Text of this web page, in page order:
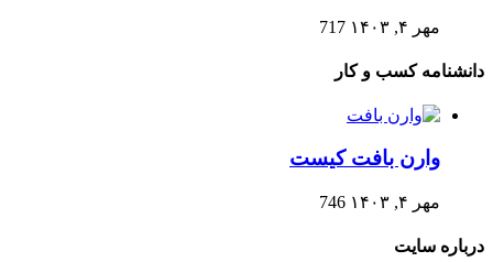
مهر ۴, ۱۴۰۳ 717
دانشنامه کسب و کار
وارن بافت کیست
مهر ۴, ۱۴۰۳ 746
درباره سایت